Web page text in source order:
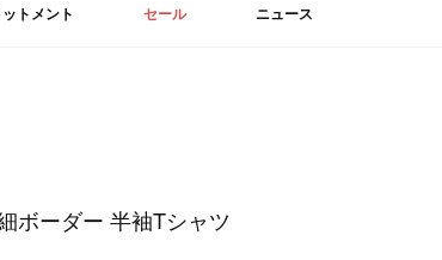
トメント セール ニュース
ボーダー 半袖Tシャツ